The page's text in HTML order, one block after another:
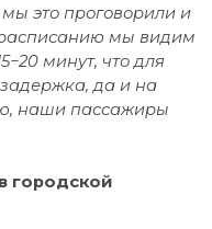
это проговорили и
мы видим
минут, что для
да и на
наши пассажиры
городской